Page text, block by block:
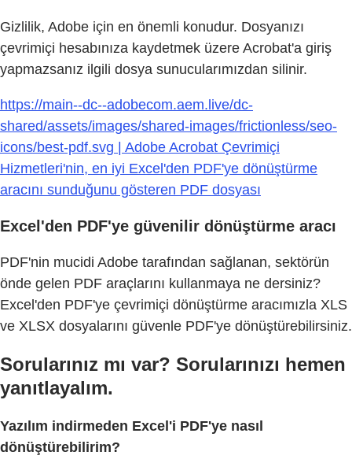
Gizlilik, Adobe için en önemli konudur. Dosyanızı
çevrimiçi hesabınıza kaydetmek üzere Acrobat'a giriş
yapmazsanız ilgili dosya sunucularımızdan silinir.
https://main--dc--adobecom.aem.live/dc-
shared/assets/images/shared-images/frictionless/seo-
icons/best-pdf.svg | Adobe Acrobat Çevrimiçi
Hizmetleri'nin, en iyi Excel'den PDF'ye dönüştürme
aracını sunduğunu gösteren PDF dosyası
Excel'den PDF'ye güvenilir dönüştürme aracı
PDF'nin mucidi Adobe tarafından sağlanan, sektörün
önde gelen PDF araçlarını kullanmaya ne dersiniz?
Excel'den PDF'ye çevrimiçi dönüştürme aracımızla XLS
ve XLSX dosyalarını güvenle PDF'ye dönüştürebilirsiniz.
Sorularınız mı var? Sorularınızı hemen
yanıtlayalım.
Yazılım indirmeden Excel'i PDF'ye nasıl
dönüştürebilirim?